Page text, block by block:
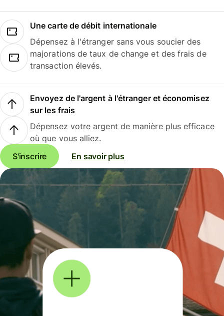
Une carte de débit internationale
Dépensez à l'étranger sans vous soucier des
majorations de taux de change et des frais de
transaction élevés.
Envoyez de l'argent à l'étranger et économisez
sur les frais
Dépensez votre argent de manière plus efficace
où que vous alliez.
S'inscrire
En savoir plus